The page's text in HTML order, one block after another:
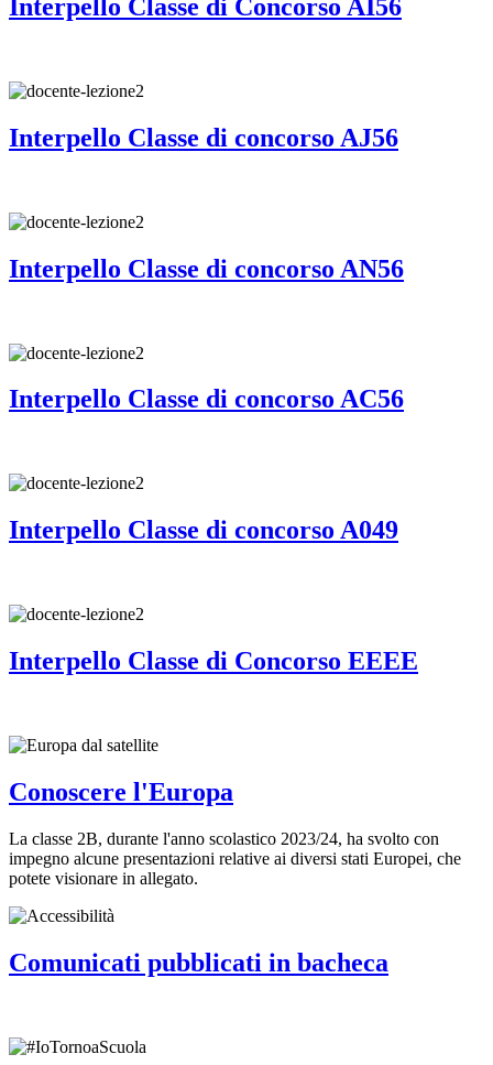
Interpello Classe di Concorso AI56
Interpello Classe di concorso AJ56
Interpello Classe di concorso AN56
Interpello Classe di concorso AC56
Interpello Classe di concorso A049
Interpello Classe di Concorso EEEE
Conoscere l'Europa
La classe 2B, durante l'anno scolastico 2023/24, ha svolto con
impegno alcune presentazioni relative ai diversi stati Europei, che
potete visionare in allegato.
Comunicati pubblicati in bacheca